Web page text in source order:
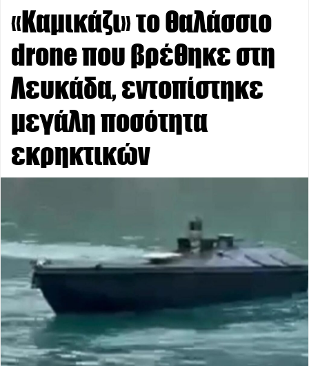
«Καμικάζι» το θαλάσσιο
drone που βρέθηκε στη
Λευκάδα, εντοπίστηκε
μεγάλη ποσότητα
εκρηκτικών